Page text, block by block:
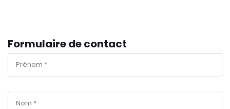
Formulaire de contact